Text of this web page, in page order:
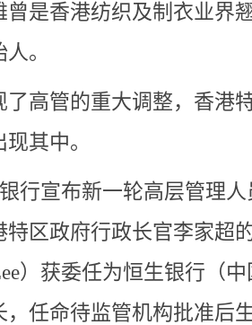
曾是香港纺织及制衣业界
。
了高管的重大调整，香港
其中。
行宣布新一轮高层管理人
特区政府行政长官李家超
）获委任为恒生银行（
，任命待监管机构批准后